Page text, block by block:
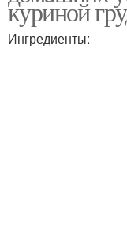
куриной
Ингредиенты: